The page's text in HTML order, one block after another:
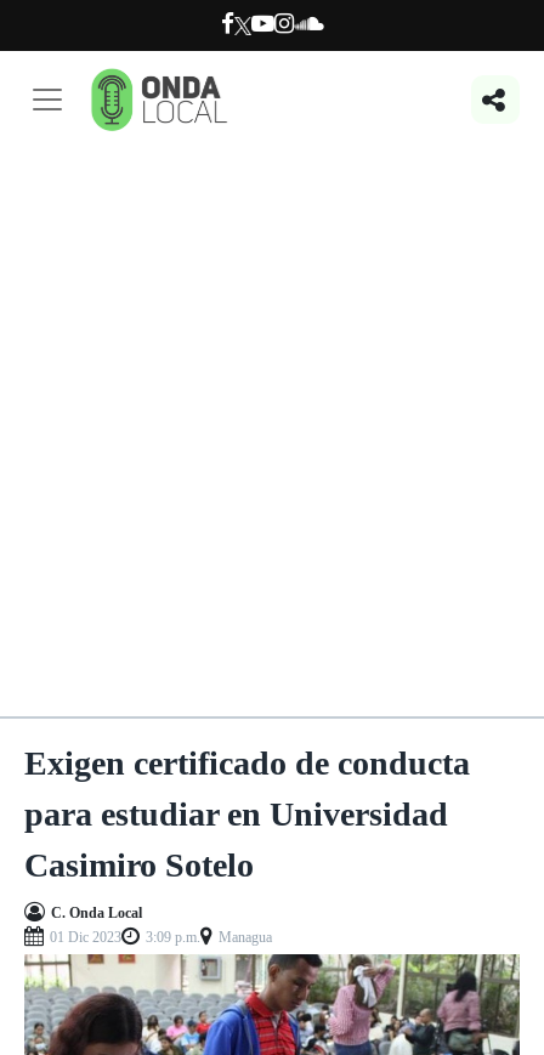
Exigen certificado de conducta
para estudiar en Universidad
Casimiro Sotelo
C. Onda Local
01 Dic 2023
3:09 p.m. Managua